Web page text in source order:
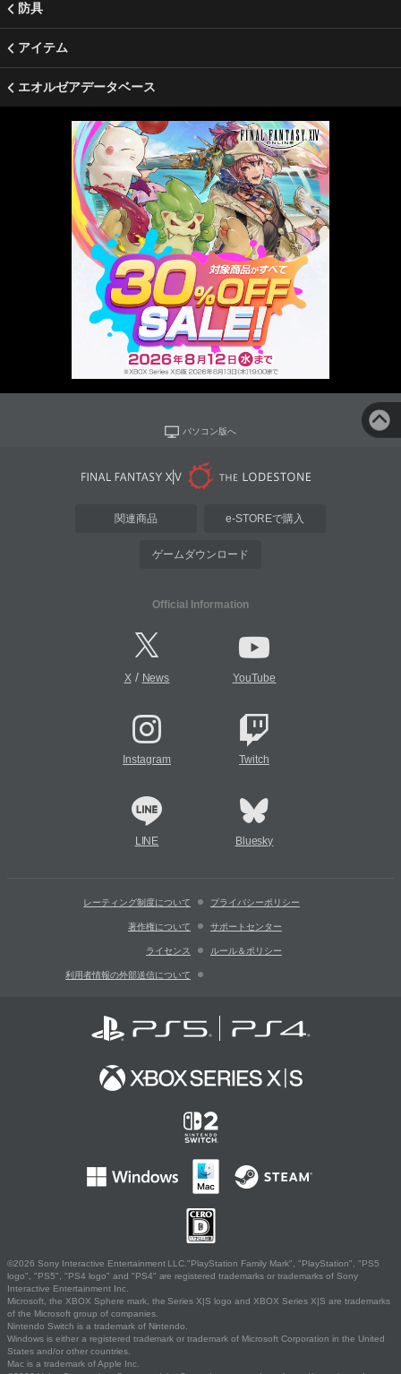
防具
アイテム
エオルゼアデータベース
パソコン版へ
関連商品 e-STOREで購入
ゲームダウンロード
Official Information
X/ News YouTube
Instagram Twitch
LINE Bluesky
レーティング制度について プライバシーポリシー
著作権について サポートセンター
ライセンス ルール＆ポリシー
利用者情報の外部送信について
©2026 Sony Interactive Entertainment LLC."PlayStation Family Mark", "PlayStation", "PS5
logo", "PS5", "PS4 logo" and "PS4" are registered trademarks or trademarks of Sony
Interactive Entertainment Inc.
Microsoft, the XBOX Sphere mark, the Series X|S logo and XBOX Series X|S are trademarks
of the Microsoft group of companies.
Nintendo Switch is a trademark of Nintendo.
Windows is either a registered trademark or trademark of Microsoft Corporation in the United
States and/or other countries.
Mac is a trademark of Apple Inc.